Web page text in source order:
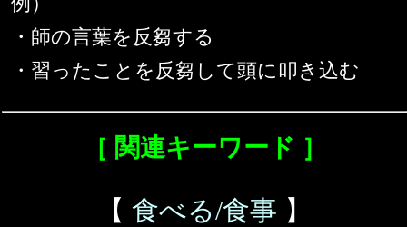
・師の言葉を反芻する
・習ったことを反芻して頭に叩き込む
［ 関連キーワード ］
【 食べる/食事 】